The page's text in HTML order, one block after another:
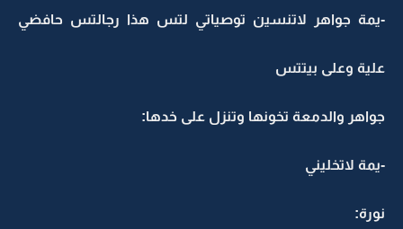
-يمة جواهر لاتنسين توصياتي لتس هذا رجالتس حافضي
علية وعلى بيتتس
جواهر والدمعة تخونها وتنزل على خدها:
-يمة لاتخليني
نورة: